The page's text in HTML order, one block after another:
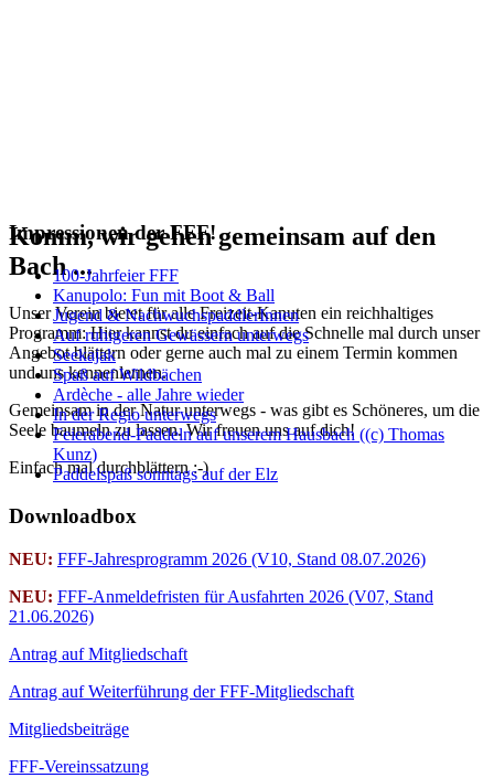
Komm, wir gehen gemeinsam auf den
Bach ...
Unser Verein bietet für alle Freizeit-Kanuten ein reichhaltiges
Programm: Hier kannst du einfach auf die Schnelle mal durch unser
Angebot blättern oder gerne auch mal zu einem Termin kommen
und uns kennenlernen.
Gemeinsam in der Natur unterwegs - was gibt es Schöneres, um die
Seele baumeln zu lassen. Wir freuen uns auf dich!
Einfach mal durchblättern :-)
Impressionen der FFF!
100-Jahrfeier FFF
Kanupolo: Fun mit Boot & Ball
Jugend & NachwuchspaddlerInnen
Auf ruhigeren Gewässern unterwegs
Seekajak
Spaß auf Wildbächen
Ardèche - alle Jahre wieder
In der Regio unterwegs
Feierabend-Paddeln auf unserem Hausbach ((c) Thomas
Kunz)
Paddelspaß sonntags auf der Elz
Downloadbox
NEU: FFF-Jahresprogramm 2026 (V10, Stand 08.07.2026)
NEU: FFF-Anmeldefristen für Ausfahrten 2026 (V07, Stand
21.06.2026)
Antrag auf Mitgliedschaft
Antrag auf Weiterführung der FFF-Mitgliedschaft
Mitgliedsbeiträge
FFF-Vereinssatzung